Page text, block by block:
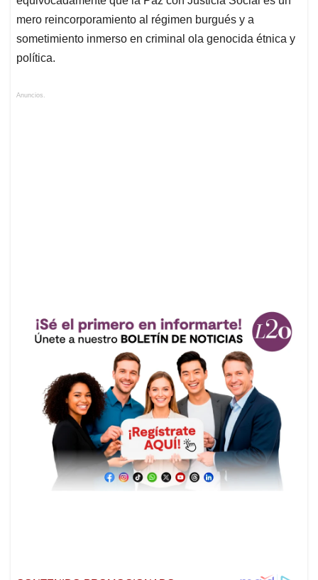
mero reincorporamiento al régimen burgués y a
sometimiento inmerso en criminal ola genocida étnica y
política.
Anuncios.